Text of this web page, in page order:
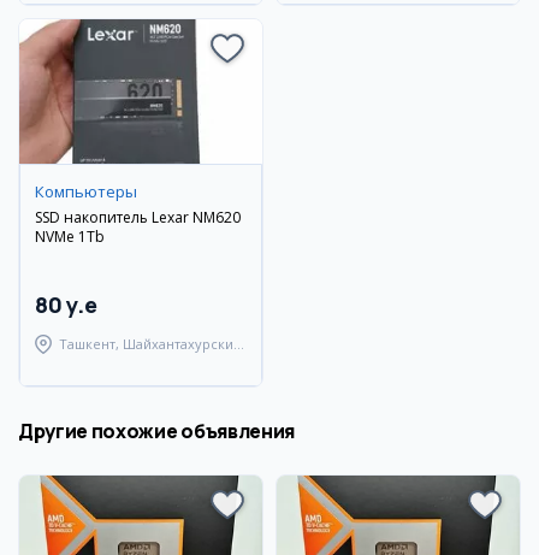
Компьютеры
SSD накопитель Lexar NM620
NVMe 1Tb
80 y.e
Ташкент, Шайхантахурский
Другие похожие объявления